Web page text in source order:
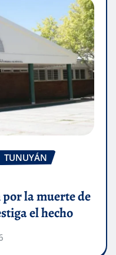
TUNUYÁN
la muerte de
el hecho